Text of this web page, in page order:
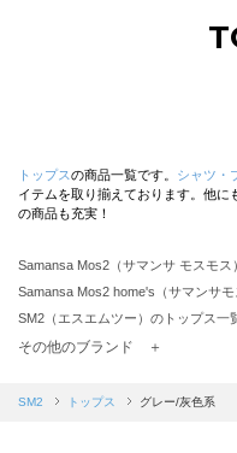
トップスの商品一覧です。 シャツ・
イテムを取り揃えております。他に
の商品も充実！
Samansa Mos2（サマンサ モスモス
Samansa Mos2 home's（サマンサ
SM2（エスエムツー）のトップス一
TSUHARU by Samansa Mos2（ツ
Samansa Mos2 blue（サマンサモス
その他のブランド ＋
SM2 トップス グレー/灰色系